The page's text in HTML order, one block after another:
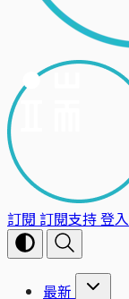
訂閱 訂閱支持登入
最新